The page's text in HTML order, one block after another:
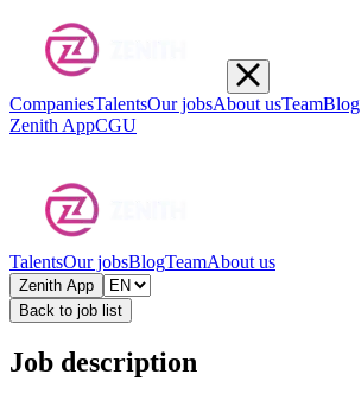
CompaniesTalentsOur jobsAbout usTeamBlog
Zenith AppCGU
TalentsOur jobsBlogTeamAbout us
Zenith App
Back to job list
Job description